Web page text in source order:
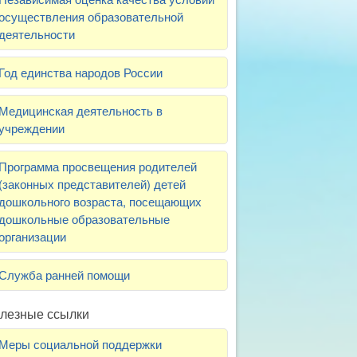
образовательной
единства народов России
деятельность в
просвещения родителей
представителей) детей
возраста, посещающих
образовательные
ранней помощи
ссылки
социальной поддержки